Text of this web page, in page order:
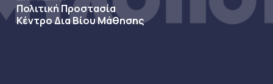
Πολιτική Προστασία
Κέντρο Δια Βίου Μάθησης